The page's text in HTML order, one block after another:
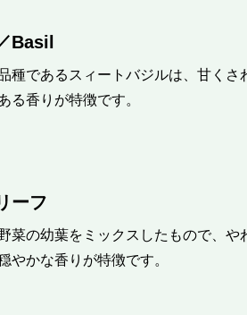
Basil
種であるスィートバジルは、甘くさ
る香りが特徴です。
ーフ
菜の幼葉をミックスしたもので、や
やかな香りが特徴です。